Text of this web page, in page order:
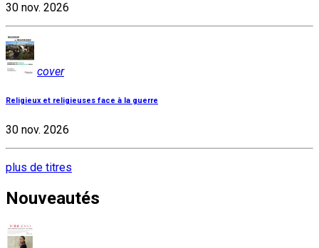
30 nov. 2026
cover
Religieux et religieuses face à la guerre
30 nov. 2026
plus de titres
Nouveautés